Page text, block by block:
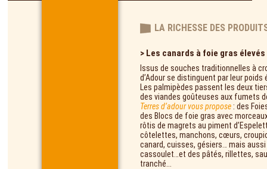
LA RICHESSE DES
> Les canards à foie gras
Issus de souches traditionnelles à
d’Adour se distinguent par leur
Les palmipèdes passent les deux
des viandes goûteuses aux fumets
Terres d’adour vous propose : des
des Blocs de foie gras avec
rôtis de magrets au piment
côtelettes, manchons, cœurs,
canard, cuisses, gésiers… mais
cassoulet…et des pâtés, rillettes,
tranché...